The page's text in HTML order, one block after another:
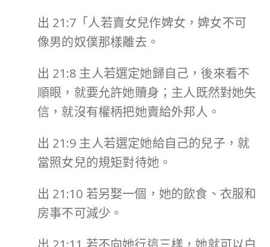
出 21:7「人若賣女兒作婢女，婢女不可
像男的奴僕那樣離去。
出 21:8 主人若選定她歸自己，後來看不
順眼，就要允許她贖身；主人既然對她失
信，就沒有權柄把她賣給外邦人。
出 21:9 主人若選定她給自己的兒子，就
當照女兒的規矩對待她。
出 21:10 若另娶一個，她的飲食、衣服和
房事不可減少。